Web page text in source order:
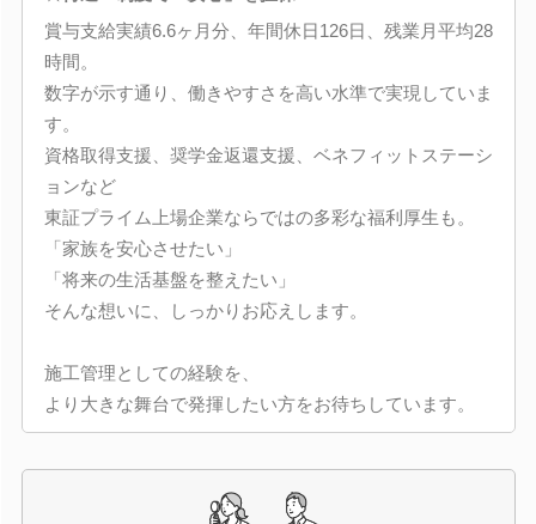
賞与支給実績6.6ヶ月分、年間休日126日、残業月平均28
時間。
数字が示す通り、働きやすさを高い水準で実現していま
す。
資格取得支援、奨学金返還支援、ベネフィットステーシ
ョンなど
東証プライム上場企業ならではの多彩な福利厚生も。
「家族を安心させたい」
「将来の生活基盤を整えたい」
そんな想いに、しっかりお応えします。
施工管理としての経験を、
より大きな舞台で発揮したい方をお待ちしています。